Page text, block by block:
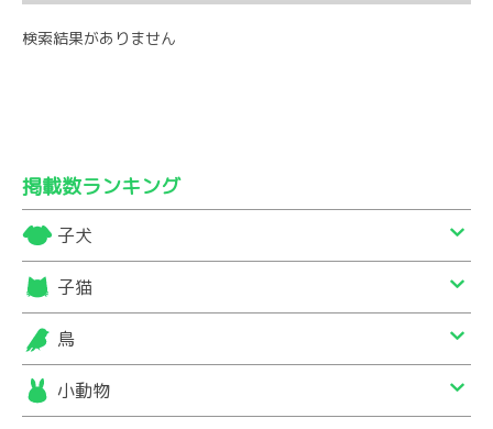
検索結果がありません
掲載数ランキング
子犬
子猫
鳥
小動物